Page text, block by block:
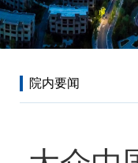
院内要闻